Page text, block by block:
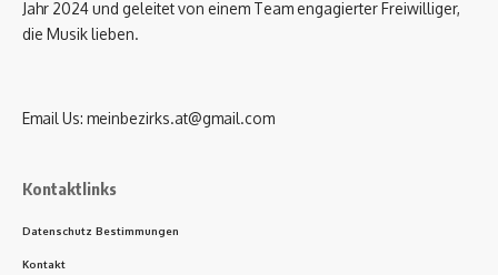
Jahr 2024 und geleitet von einem Team engagierter Freiwilliger,
die Musik lieben.
Email Us: meinbezirks.at@gmail.com
Kontaktlinks
Datenschutz Bestimmungen
Kontakt